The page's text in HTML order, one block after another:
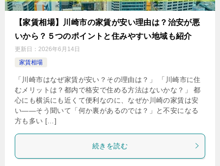
【家賃相場】川崎市の家賃が安い理由は？治安が悪
いから？５つのポイントと住みやすい地域も紹介
更新日： 2026年6月14日
家賃相場
「川崎市はなぜ家賃が安い？その理由は？」 「川崎市に住
むメリットは？都内で格安で住める方法はないかな？」 都
心にも横浜にも近くて便利なのに、なぜか川崎の家賃は安
い——そう聞いて「何か裏があるのでは？」と不安になる
方も多い […]
続きを読む